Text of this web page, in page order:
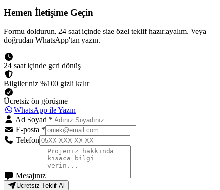
Hemen İletişime Geçin
Formu doldurun, 24 saat içinde size özel teklif hazırlayalım. Veya
doğrudan WhatsApp'tan yazın.
24 saat içinde geri dönüş
Bilgileriniz %100 gizli kalır
Ücretsiz ön görüşme
WhatsApp ile Yazın
Ad Soyad *
E-posta *
Telefon
Mesajınız
Ücretsiz Teklif Al